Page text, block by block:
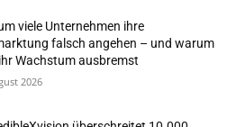
viele Unternehmen ihre
falsch angehen – und warum
Wachstum ausbremst
2026